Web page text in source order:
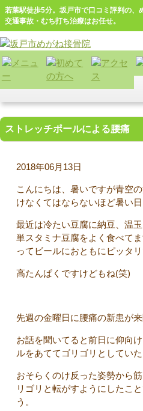
若葉駅徒歩5分。坂戸市で口コミ評判の
交通事故・むち打ち治療はお任せ。
ストレッチポールによる腰痛
2018年06月13日
こんにちは、暑いですが青空
けなくてはならないほど暑い日
最近は冷たい豆腐に納豆、温
単スタミナ豆腐をよく食べて
ってビールにおともにピッタリ
高たんぱくですけどもね(笑)
先週の金曜日に腰痛の新患が来
お話を聞いてると前日に仰向
ルをあててゴリゴリとしていた
おそらくのけ反った姿勢から
リゴリと転がすようにしたこ
う。